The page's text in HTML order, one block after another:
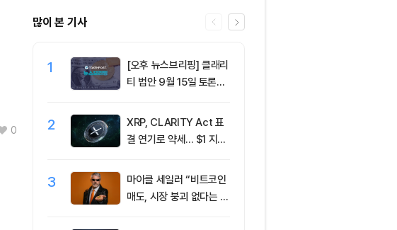
0
많이 본 기사
1
[오후 뉴스브리핑] 클래리
티 법안 9월 15일 토론종
2
XRP, CLARITY Act 표
결 연기로 약세... $1 지지
3
마이클 세일러 “비트코인
매도, 시장 붕괴 없다는 점